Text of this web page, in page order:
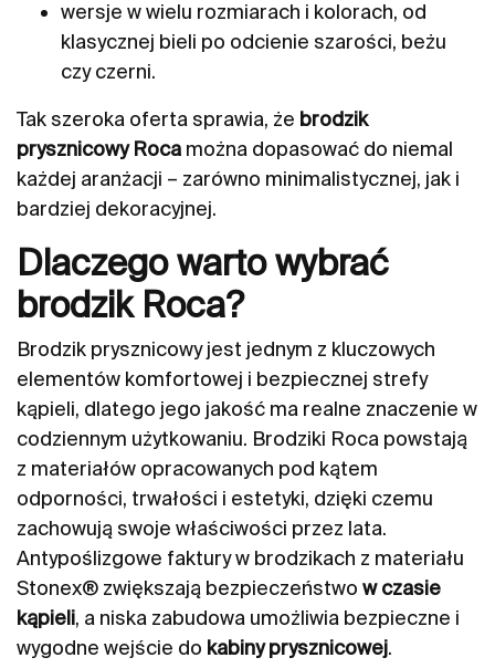
wersje w wielu rozmiarach i kolorach, od
klasycznej bieli po odcienie szarości, beżu
czy czerni.
Tak szeroka oferta sprawia, że brodzik
prysznicowy Roca można dopasować do niemal
każdej aranżacji – zarówno minimalistycznej, jak i
bardziej dekoracyjnej.
Dlaczego warto wybrać
brodzik Roca?
Brodzik prysznicowy jest jednym z kluczowych
elementów komfortowej i bezpiecznej strefy
kąpieli, dlatego jego jakość ma realne znaczenie w
codziennym użytkowaniu. Brodziki Roca powstają
z materiałów opracowanych pod kątem
odporności, trwałości i estetyki, dzięki czemu
zachowują swoje właściwości przez lata.
Antypoślizgowe faktury w brodzikach z materiału
Stonex® zwiększają bezpieczeństwo w czasie
kąpieli, a niska zabudowa umożliwia bezpieczne i
wygodne wejście do kabiny prysznicowej.